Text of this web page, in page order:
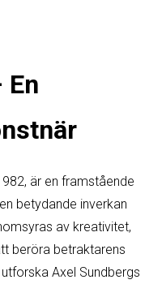
En
är en framstående
betydande inverkan
av kreativitet,
beröra betraktarens
Axel Sundbergs